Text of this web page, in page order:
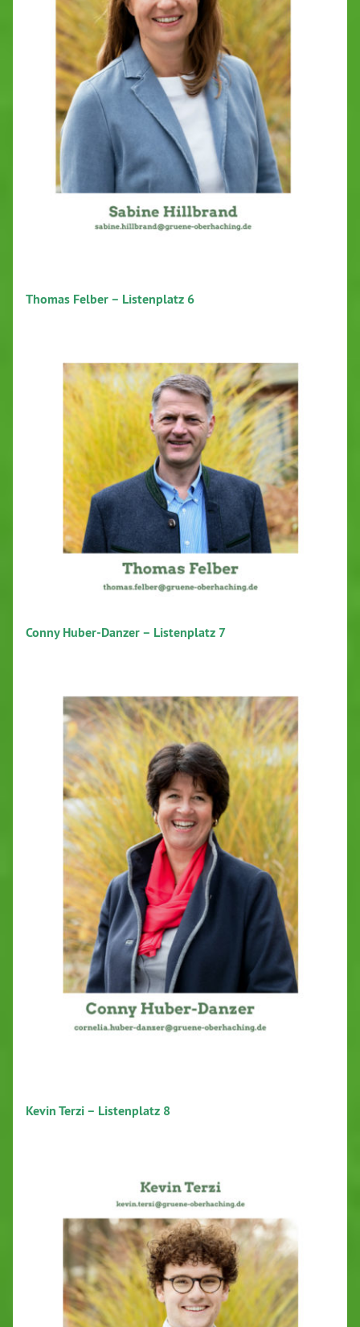
Thomas Felber – Listenplatz 6
Conny Huber-Danzer – Listenplatz 7
Kevin Terzi – Listenplatz 8